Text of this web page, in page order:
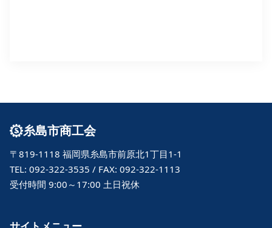
糸島市商工会
〒819-1118 福岡県糸島市前原北1丁目1-1
TEL: 092-322-3535 / FAX: 092-322-1113
受付時間 9:00～17:00 土日祝休